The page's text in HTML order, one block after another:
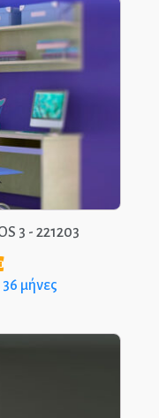
3 - 221203
μήνες